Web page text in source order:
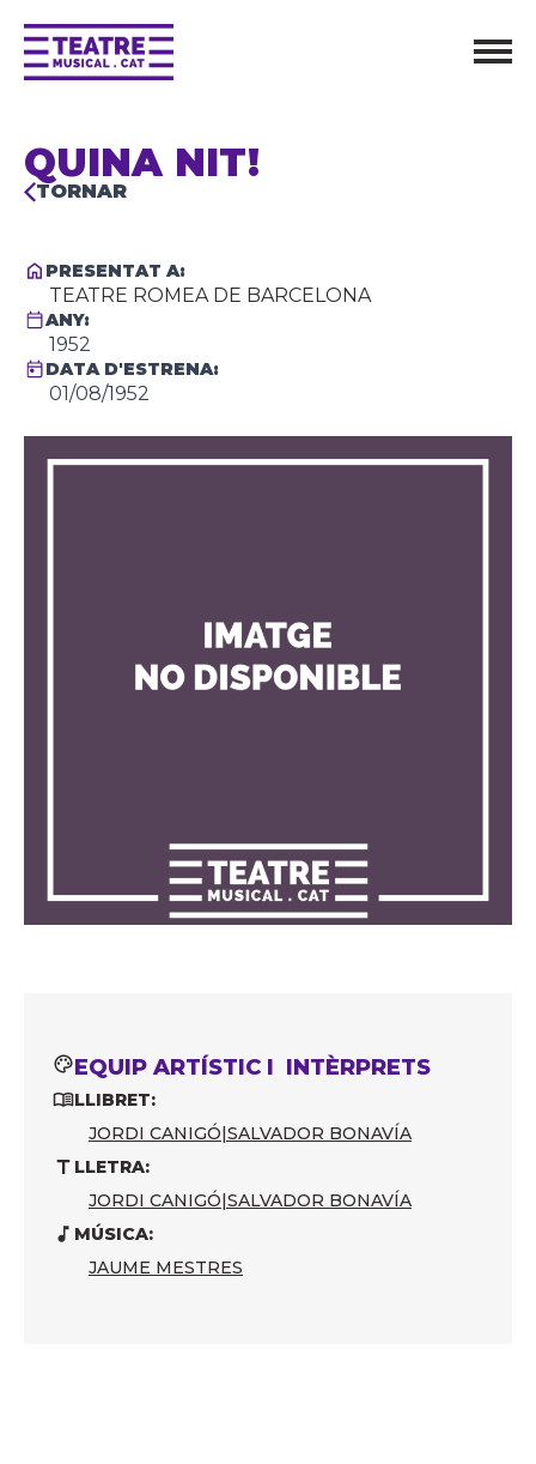
QUINA NIT!
TORNAR
PRESENTAT A:
TEATRE ROMEA DE BARCELONA
ANY:
1952
DATA D'ESTRENA:
01/08/1952
EQUIP ARTÍSTIC I INTÈRPRETS
LLIBRET:
JORDI CANIGÓ|SALVADOR BONAVÍA
LLETRA:
JORDI CANIGÓ|SALVADOR BONAVÍA
MÚSICA:
JAUME MESTRES